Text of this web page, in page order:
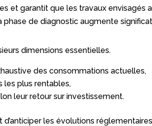
et garantit que les travaux
phase de diagnostic augmente
dimensions essentielles.
des consommations actuelles,
les plus rentables,
leur retour sur investissement.
les évolutions